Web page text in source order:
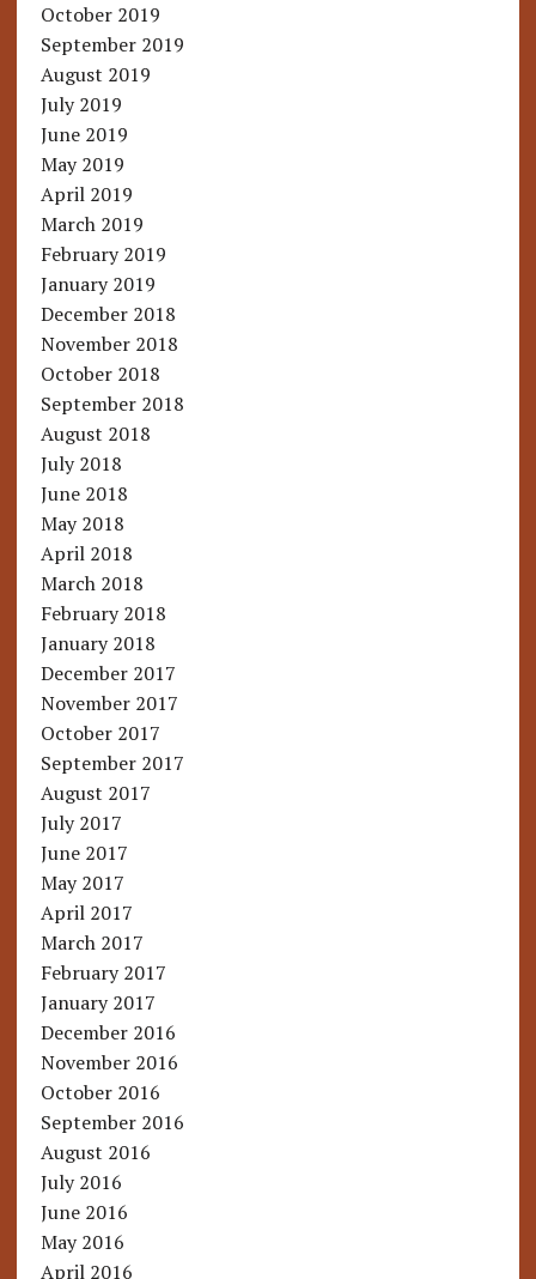
October 2019
September 2019
August 2019
July 2019
June 2019
May 2019
April 2019
March 2019
February 2019
January 2019
December 2018
November 2018
October 2018
September 2018
August 2018
July 2018
June 2018
May 2018
April 2018
March 2018
February 2018
January 2018
December 2017
November 2017
October 2017
September 2017
August 2017
July 2017
June 2017
May 2017
April 2017
March 2017
February 2017
January 2017
December 2016
November 2016
October 2016
September 2016
August 2016
July 2016
June 2016
May 2016
April 2016